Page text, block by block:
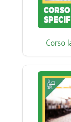
Corso